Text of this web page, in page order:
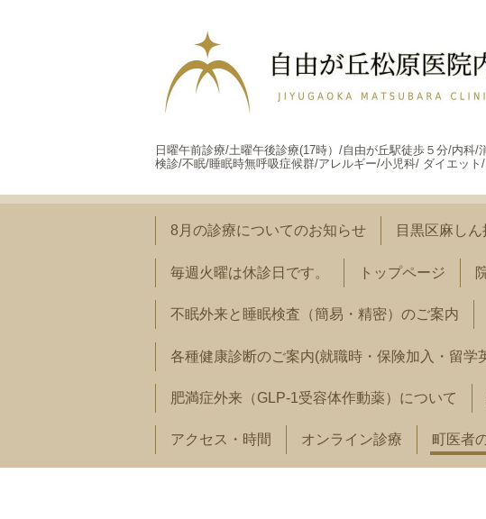
日曜午前診療/土曜午後診療(17時）/自由が丘駅徒歩５分/内
検診/不眠/睡眠時無呼吸症候群/アレルギー/小児科/ ダイエッ
8月の診療についてのお知らせ 目黒区麻し
毎週火曜は休診日です。 トップページ
不眠外来と睡眠検査（簡易・精密）のご案内
各種健康診断のご案内(就職時・保険加入・留学
肥満症外来（GLP-1受容体作動薬）について
アクセス・時間 オンライン診療 町医者